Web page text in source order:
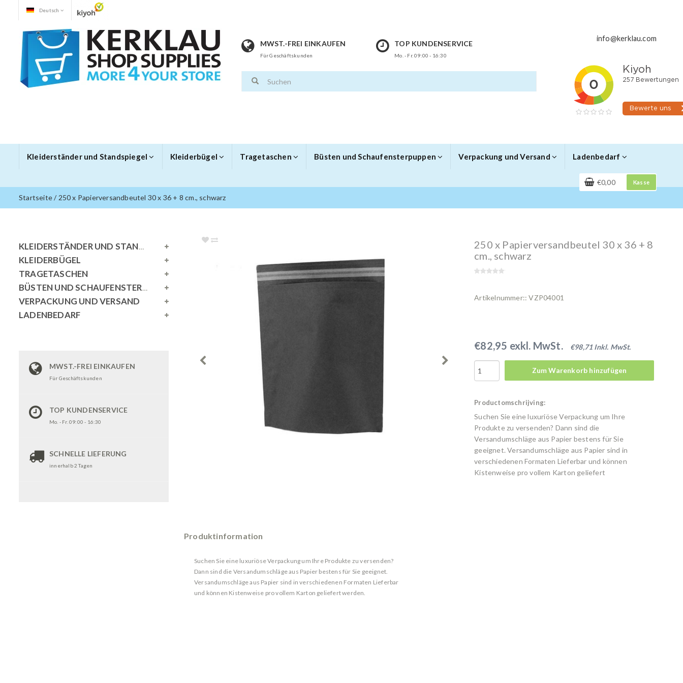
Deutsch
MWST.-FREI EINKAUFEN
Für Geschäftskunden
TOP KUNDENSERVICE
Mo. - Fr. 09:00 - 16:30
info@kerklau.com
Kleiderständer und Standspiegel Kleiderbügel Tragetaschen Büsten und Schaufensterpuppen Verpackung und Versand Ladenbedarf
€0,00 Kasse
Startseite/ 250 x Papierversandbeutel 30 x 36 + 8 cm., schwarz
KLEIDERSTÄNDER UND STANDSPIEGEL
KLEIDERBÜGEL
TRAGETASCHEN
BÜSTEN UND SCHAUFENSTERPUPPEN
VERPACKUNG UND VERSAND
LADENBEDARF
MWST.-FREI EINKAUFEN
Für Geschäftskunden
TOP KUNDENSERVICE
Mo. - Fr. 09:00 - 16:30
SCHNELLE LIEFERUNG
innerhalb 2 Tagen
250 x Papierversandbeutel 30 x 36 + 8
cm., schwarz
Artikelnummer:: VZP04001
€82,95 exkl. MwSt. €98,71 Inkl. MwSt.
Zum Warenkorb hinzufügen
Productomschrijving:
Suchen Sie eine luxuriöse Verpackung um Ihre
Produkte zu versenden? Dann sind die
Versandumschläge aus Papier bestens für Sie
geeignet. Versandumschläge aus Papier sind in
verschiedenen Formaten Lieferbar und können
Kistenweise pro vollem Karton geliefert
Produktinformation
Suchen Sie eine luxuriöse Verpackung um Ihre Produkte zu versenden?
Dann sind die Versandumschläge aus Papier bestens für Sie geeignet.
Versandumschläge aus Papier sind in verschiedenen Formaten Lieferbar
und können Kistenweise pro vollem Karton geliefert werden.